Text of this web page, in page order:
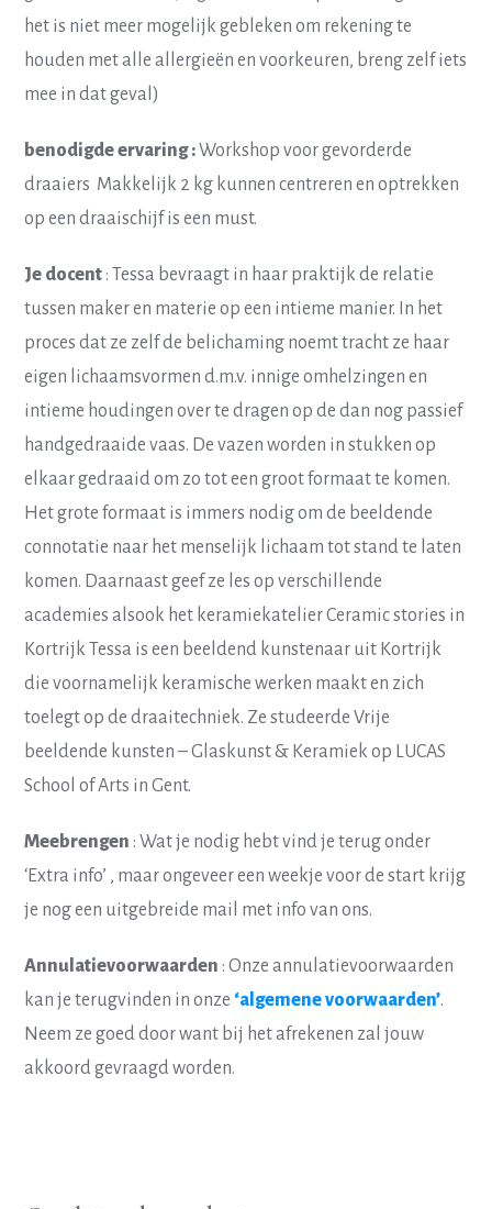
het is niet meer mogelijk gebleken om rekening te
houden met alle allergieën en voorkeuren, breng zelf iets
mee in dat geval)
benodigde ervaring :Workshop voor gevorderde
draaiers Makkelijk 2 kg kunnen centreren en optrekken
op een draaischijf is een must.
Je docent : Tessa bevraagt in haar praktijk de relatie
tussen maker en materie op een intieme manier. In het
proces dat ze zelf de belichaming noemt tracht ze haar
eigen lichaamsvormen d.m.v. innige omhelzingen en
intieme houdingen over te dragen op de dan nog passief
handgedraaide vaas. De vazen worden in stukken op
elkaar gedraaid om zo tot een groot formaat te komen.
Het grote formaat is immers nodig om de beeldende
connotatie naar het menselijk lichaam tot stand te laten
komen. Daarnaast geef ze les op verschillende
academies alsook het keramiekatelier Ceramic stories in
Kortrijk Tessa is een beeldend kunstenaar uit Kortrijk
die voornamelijk keramische werken maakt en zich
toelegt op de draaitechniek. Ze studeerde Vrije
beeldende kunsten – Glaskunst & Keramiek op LUCAS
School of Arts in Gent.
Meebrengen : Wat je nodig hebt vind je terug onder
‘Extra info’ , maar ongeveer een weekje voor de start krijg
je nog een uitgebreide mail met info van ons.
Annulatievoorwaarden : Onze annulatievoorwaarden
kan je terugvinden in onze ‘algemene voorwaarden’.
Neem ze goed door want bij het afrekenen zal jouw
akkoord gevraagd worden.